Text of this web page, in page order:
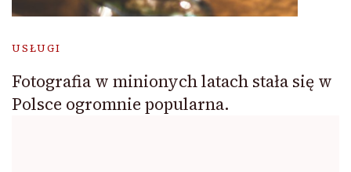
USŁUGI
Fotografia w minionych latach stała się w
Polsce ogromnie popularna.